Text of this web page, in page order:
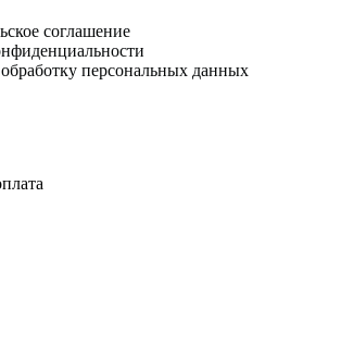
соглашение
персональных данных